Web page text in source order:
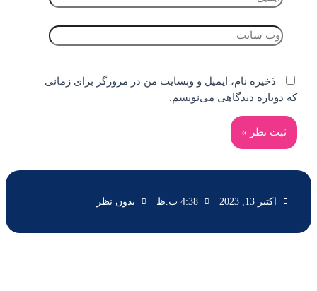
ذخیره نام، ایمیل و وبسایت من در مرورگر برای زمانی
که دوباره دیدگاهی می‌نویسم.
اکتبر 13, 2023 4:38 ب.ظ بدون نظر